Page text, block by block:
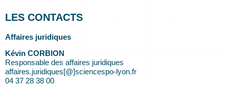
LES CONTACTS
Affaires juridiques
Kévin CORBION
Responsable des affaires juridiques
affaires.juridiques[@]sciencespo-lyon.fr
04 37 28 38 00